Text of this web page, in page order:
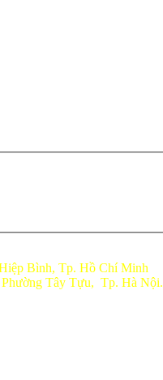
Bình, Tp. Hồ Chí Minh
Tây Tựu, Tp. Hà Nội.